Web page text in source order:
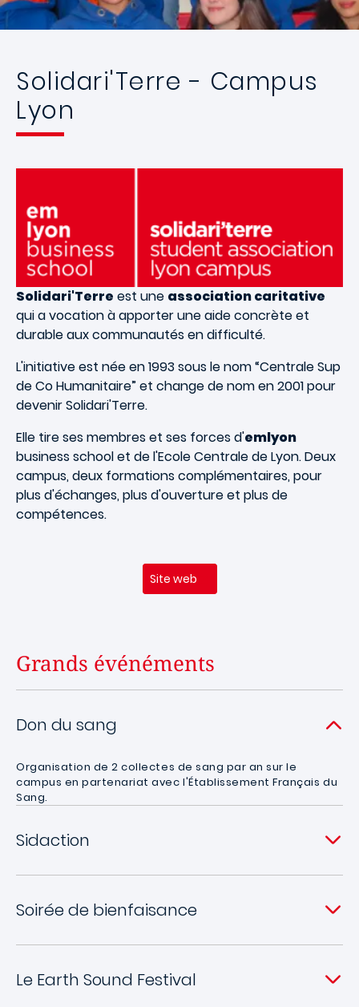
Solidari'Terre - Campus
Lyon
Solidari'Terre est une association caritative
qui a vocation à apporter une aide concrète et
durable aux communautés en difficulté.
L'initiative est née en 1993 sous le nom “Centrale Sup
de Co Humanitaire” et change de nom en 2001 pour
devenir Solidari'Terre.
Elle tire ses membres et ses forces d'emlyon
business school et de l'Ecole Centrale de Lyon. Deux
campus, deux formations complémentaires, pour
plus d'échanges, plus d'ouverture et plus de
compétences.
Site web
Grands événéments
Don du sang
Organisation de 2 collectes de sang par an sur le
campus en partenariat avec l'Établissement Français du
Sang.
Sidaction
Soirée de bienfaisance
Le Earth Sound Festival